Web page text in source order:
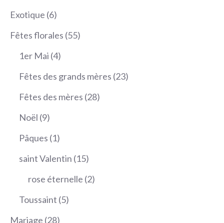
Exotique 66
produits
Fêtes florales 5555
1er Mai 44
produits
Fêtes des grands mères 2323
Fêtes des mères 2828
Noël 99
produits
Pâques 11
produit
saint Valentin 1515
produits
rose éternelle 22
Toussaint 55
Mariage 2828